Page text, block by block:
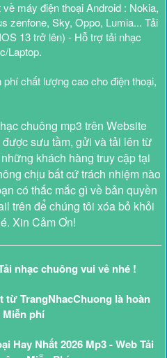
máy điện thoại Android : Nokia,
zenfone, Sky, Oppo, Lumia... Tải
13 trở lên) - Hỗ trợ tải nhạc
Laptop.
chất lượng cao cho điện thoại,
chuông mp3 trên Website
được sưu tầm, gửi và tải lên từ
khách hàng truy cập tại
chịu bất cứ trách nhiệm nào
có thắc mắc gì về bản quyền
trên để chúng tôi xóa bỏ khỏi
Xin Cảm Ơn!
nhạc chuông vui vẻ nhé !
từ TrangNhacChuong là hoàn
phí
Hay Nhất 2026 Mp3 - Web Tải